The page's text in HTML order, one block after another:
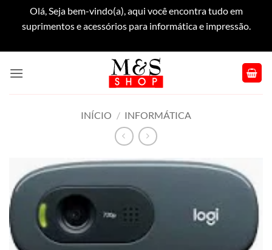
Olá, Seja bem-vindo(a), aqui você encontra tudo em
suprimentos e acessórios para informática e impressão.
INÍCIO / INFORMÁTICA